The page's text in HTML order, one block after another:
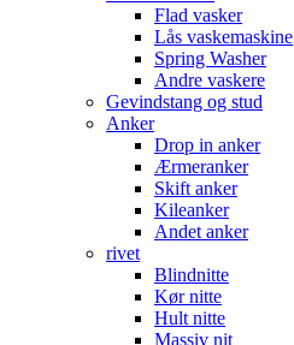
Flad vasker
Lås vaskemaskine
Spring Washer
Andre vaskere
Gevindstang og stud
Anker
Drop in anker
Ærmeranker
Skift anker
Kileanker
Andet anker
rivet
Blindnitte
Kør nitte
Hult nitte
Massiv nit